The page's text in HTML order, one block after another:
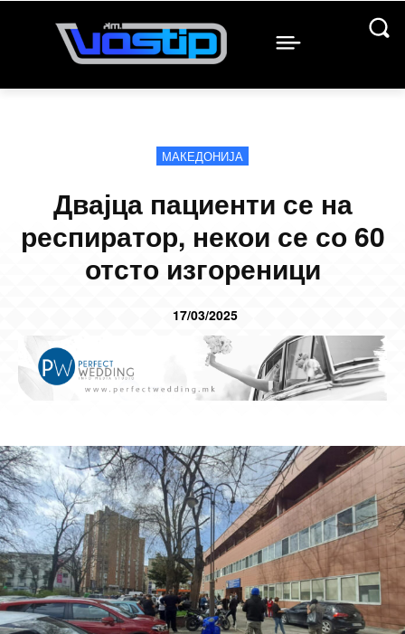
МАКЕДОНИЈА
Двајца пациенти се на
респиратор, некои се со 60
отсто изгореници
17/03/2025